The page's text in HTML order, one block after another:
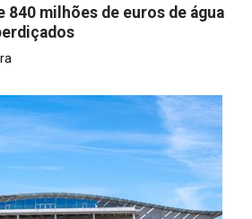
840 milhões de euros de água